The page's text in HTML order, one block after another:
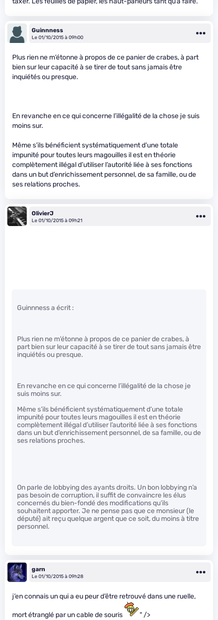
Guinnness
Le 01/10/2015 à 09h00
Plus rien ne m’étonne à propos de ce panier de crabes, à part
bien sur leur capacité à se tirer de tout sans jamais être
inquiétés ou presque.
En revanche en ce qui concerne l’illégalité de la chose je suis
moins sur.
Même s’ils bénéficient systématiquement d’une totale
impunité pour toutes leurs magouilles il est en théorie
complètement illégal d’utiliser l’autorité liée à ses fonctions
dans un but d’enrichissement personnel, de sa famille, ou de
ses relations proches.
OlivierJ
Le 01/10/2015 à 09h21
Guinnness a écrit :
Plus rien ne m’étonne à propos de ce panier de crabes, à
part bien sur leur capacité à se tirer de tout sans jamais être
inquiétés ou presque.
En revanche en ce qui concerne l’illégalité de la chose je
suis moins sur.
Même s’ils bénéficient systématiquement d’une totale
impunité pour toutes leurs magouilles il est en théorie
complètement illégal d’utiliser l’autorité liée à ses fonctions
dans un but d’enrichissement personnel, de sa famille, ou de
ses relations proches.
On parle de lobbying des ayants droits. Un bon lobbying n’a
pas besoin de corruption, il suffit de convaincre les élus
concernés du bien-fondé des modifications qu’ils
souhaitent apporter. Je ne pense pas que ce monsieur (le
député) ait reçu quelque argent que ce soit, du moins à titre
personnel.
garn
Le 01/10/2015 à 09h28
j’en connais un qui a eu peur d’être retrouvé dans une ruelle,
mort étranglé par un cable de souris " />